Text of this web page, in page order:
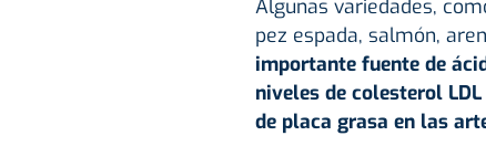
Algunas variedades,
pez espada, salmón,
importante fuente de
niveles de colesterol LDL
de placa grasa en las